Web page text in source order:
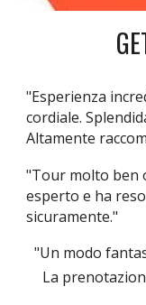
"Esperienza
cordiale.
Altamente
"Tour molto ben
esperto e ha
sicuramente."
"Un modo
La